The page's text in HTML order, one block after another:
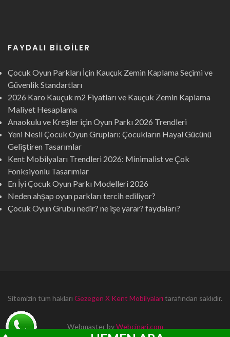
FAYDALI BILGILER
Çocuk Oyun Parkları İçin Kauçuk Zemin Kaplama Seçimi ve
Güvenlik Standartları
2026 Karo Kauçuk m2 Fiyatları ve Kauçuk Zemin Kaplama
Maliyet Hesaplama
Anaokulu ve Kreşler için Oyun Parkı 2026 Trendleri
Yeni Nesil Çocuk Oyun Grupları: Çocukların Hayal Gücünü
Geliştiren Tasarımlar
Kent Mobilyaları Trendleri 2026: Minimalist ve Çok
Fonksiyonlu Tasarımlar
En İyi Çocuk Oyun Parkı Modelleri 2026
Neden ahşap oyun parkları tercih ediliyor?
Çocuk Oyun Grubu nedir? ne işe yarar? faydaları?
Sitemizin tüm hakları Gezegen X Kent Mobilyaları tarafından saklıdır.
Webmaster byWebcinari.com